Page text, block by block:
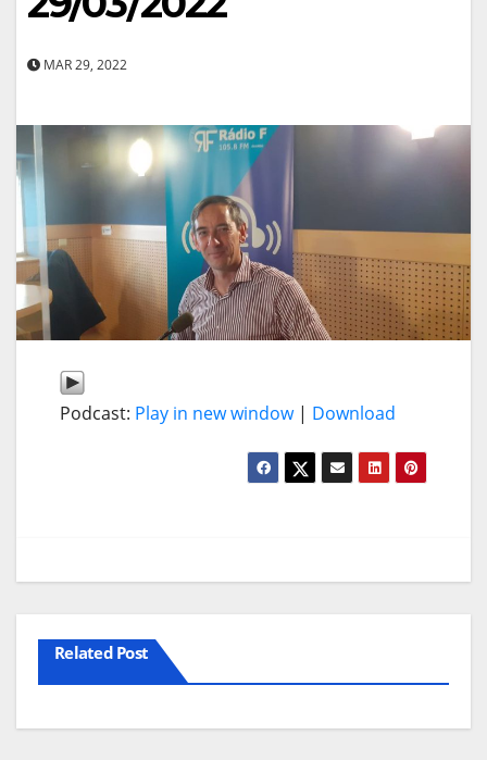
MAR 29, 2022
Podcast: Play in new window| Download
Related Post